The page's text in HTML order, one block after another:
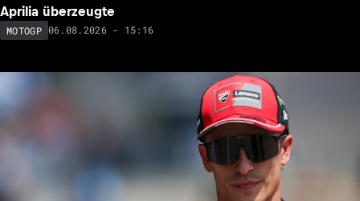
Aprilia überzeugte
MOTOGP 06.08.2026 - 15:16